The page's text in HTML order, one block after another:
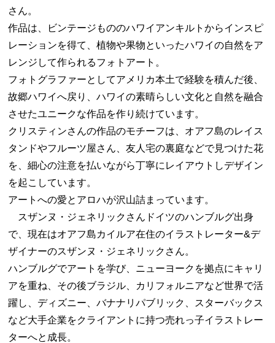
さん。
作品は、ビンテージもののハワイアンキルトからインスピ
レーションを得て、植物や果物といったハワイの自然をア
レンジして作られるフォトアート。
フォトグラファーとしてアメリカ本土で経験を積んだ後、
故郷ハワイへ戻り、ハワイの素晴らしい文化と自然を融合
させたユニークな作品を作り続けています。
クリスティンさんの作品のモチーフは、オアフ島のレイス
タンドやフルーツ屋さん、友人宅の裏庭などで見つけた花
を、細心の注意を払いながら丁寧にレイアウトしデザイン
を起こしています。
アートへの愛とアロハが沢山詰まっています。
スザンヌ・ジェネリックさんドイツのハンブルグ出身
で、現在はオアフ島カイルア在住のイラストレーター&デ
ザイナーのスザンヌ・ジェネリックさん。
ハンブルグでアートを学び、ニューヨークを拠点にキャリ
アを重ね、その後ブラジル、カリフォルニアなど世界で活
躍し、ディズニー、バナナリパブリック、スターバックス
など大手企業をクライアントに持つ売れっ子イラストレー
ターへと成長。